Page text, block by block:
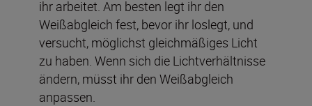
ihr arbeitet. Am besten legt ihr den
Weißabgleich fest, bevor ihr loslegt, und
versucht, möglichst gleichmäßiges Licht
zu haben. Wenn sich die Lichtverhältnisse
ändern, müsst ihr den Weißabgleich
anpassen.